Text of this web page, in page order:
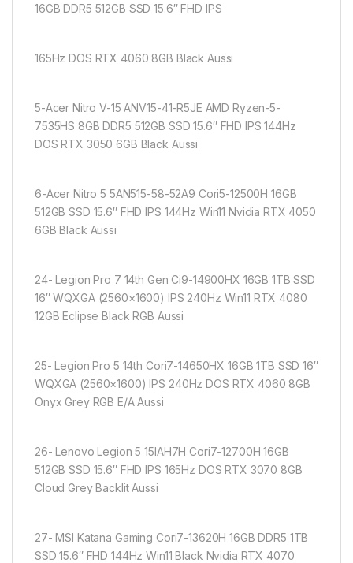
16GB DDR5 512GB SSD 15.6″ FHD IPS
165Hz DOS RTX 4060 8GB Black Aussi
5-Acer Nitro V-15 ANV15-41-R5JE AMD Ryzen-5-
7535HS 8GB DDR5 512GB SSD 15.6″ FHD IPS 144Hz
DOS RTX 3050 6GB Black Aussi
6-Acer Nitro 5 5AN515-58-52A9 Cori5-12500H 16GB
512GB SSD 15.6″ FHD IPS 144Hz Win11 Nvidia RTX 4050
6GB Black Aussi
24- Legion Pro 7 14th Gen Ci9-14900HX 16GB 1TB SSD
16″ WQXGA (2560×1600) IPS 240Hz Win11 RTX 4080
12GB Eclipse Black RGB Aussi
25- Legion Pro 5 14th Cori7-14650HX 16GB 1TB SSD 16″
WQXGA (2560×1600) IPS 240Hz DOS RTX 4060 8GB
Onyx Grey RGB E/A Aussi
26- Lenovo Legion 5 15IAH7H Cori7-12700H 16GB
512GB SSD 15.6″ FHD IPS 165Hz DOS RTX 3070 8GB
Cloud Grey Backlit Aussi
27- MSI Katana Gaming Cori7-13620H 16GB DDR5 1TB
SSD 15.6″ FHD 144Hz Win11 Black Nvidia RTX 4070